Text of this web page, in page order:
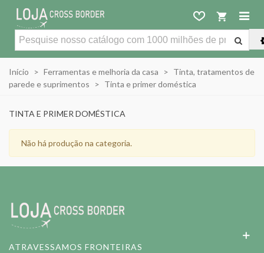
Início > Ferramentas e melhoria da casa > Tinta, tratamentos de
parede e suprimentos
> Tinta e primer doméstica
TINTA E PRIMER DOMÉSTICA
Não há produção na categoria.
ATRAVESSAMOS FRONTEIRAS